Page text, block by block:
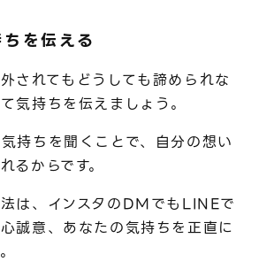
を伝える
されてもどうしても諦められな
気持ちを伝えましょう。
持ちを聞くことで、自分の想い
るからです。
は、インスタのDMでもLINEで
誠意、あなたの気持ちを正直に